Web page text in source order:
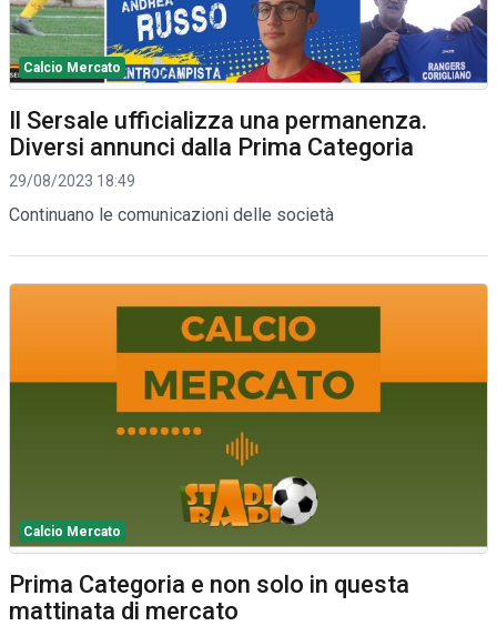
Calcio Mercato
Il Sersale ufficializza una permanenza.
Diversi annunci dalla Prima Categoria
29/08/2023 18:49
Continuano le comunicazioni delle società
Calcio Mercato
Prima Categoria e non solo in questa
mattinata di mercato